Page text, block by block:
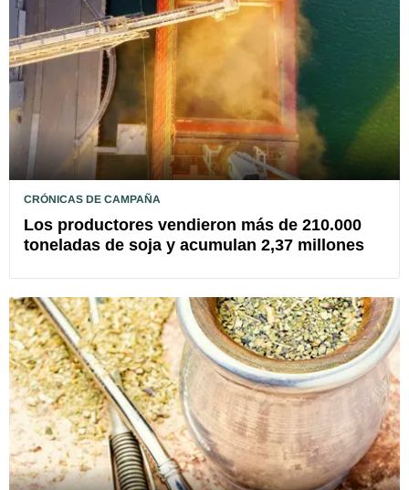
CRÓNICAS DE CAMPAÑA
Los productores vendieron más de 210.000
toneladas de soja y acumulan 2,37 millones